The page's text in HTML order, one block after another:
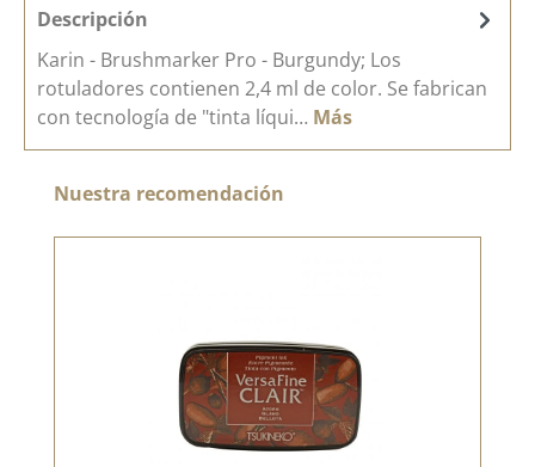
Descripción
Karin - Brushmarker Pro - Burgundy; Los
rotuladores contienen 2,4 ml de color. Se fabrican
con tecnología de "tinta líqui… Más
Omitir la galería de productos
Nuestra recomendación